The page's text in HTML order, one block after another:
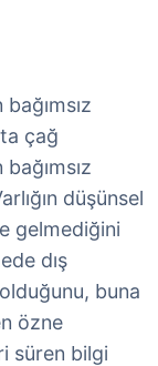
çağ
düşünsel
gelmediğini
dış
buna
özne
süren bilgi